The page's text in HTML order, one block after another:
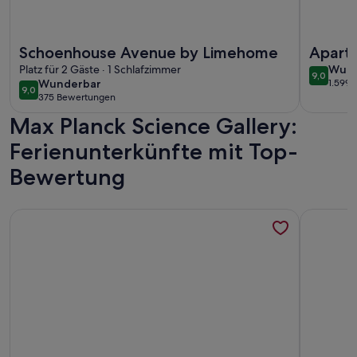
Schoenhouse Avenue by Limehome
Platz für 2 Gäste · 1 Schlafzimmer
9,09,0 von 10
Wunderbar
wunderbar
375 Bewertungen
(375
bewertungen)
9,09,0 von
1.599
Max Planck Science Gallery:
Ferienunterkünfte mit Top-
Bewertung
Weitere Infos zu Ferienhaus 'Schatz' mit privater Terrasse